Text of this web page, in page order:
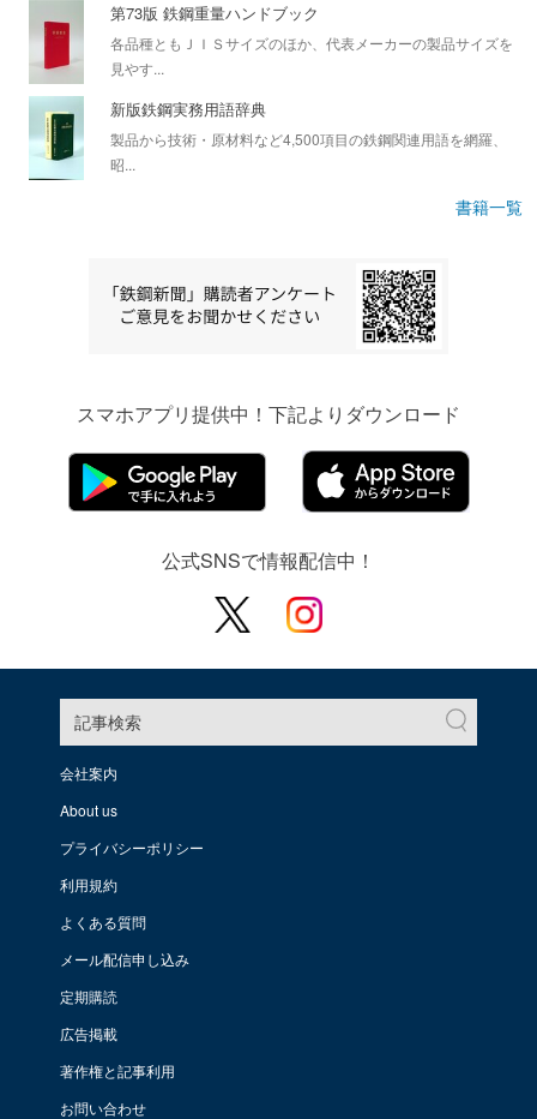
第73版 鉄鋼重量ハンドブック
各品種ともＪＩＳサイズのほか、代表メーカーの製品サイズを
見やす...
新版鉄鋼実務用語辞典
製品から技術・原材料など4,500項目の鉄鋼関連用語を網羅、
昭...
書籍一覧
スマホアプリ提供中！下記よりダウンロード
公式SNSで情報配信中！
記事検索
会社案内
About us
プライバシーポリシー
利用規約
よくある質問
メール配信申し込み
定期購読
広告掲載
著作権と記事利用
お問い合わせ